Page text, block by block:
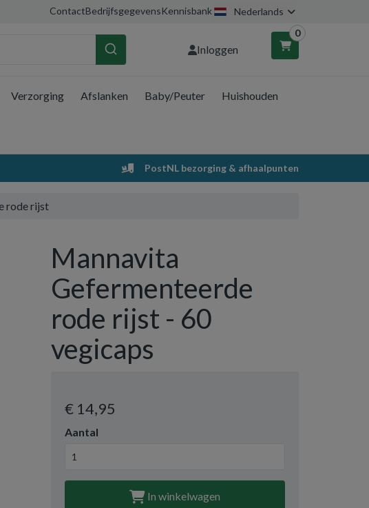
ContactBedrijfsgegevensKennisbank Nederlands
Inloggen
0
Winkelwagen
Uw winkelwagen is leeg.
Vul hem met producten.
Verzorging Afslanken Baby/Peuter Huishouden
PostNL bezorging & afhaalpunten
rode rijst
Mannavita
Gefermenteerde
rode rijst - 60
vegicaps
€ 14,95
Aantal
In winkelwagen